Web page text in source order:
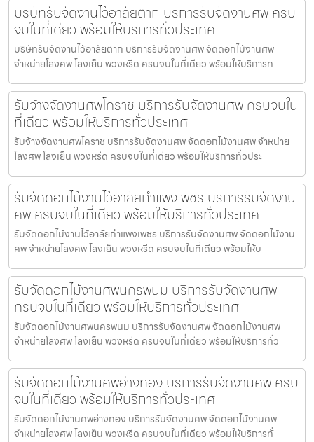
บริษัทรับจัดงานไว้อาลัยตาก บริการรับจัดงานศพ ครบ
จบในที่เดียว พร้อมให้บริการทั่วประเทศ
บริษัทรับจัดงานไว้อาลัยตาก บริการรับจัดงานศพ จัดดอกไม้งานศพ
จำหน่ายโลงศพ โลงเย็น พวงหรีด ครบจบในที่เดียว พร้อมให้บริการท
รับจ้างจัดงานศพโคราช บริการรับจัดงานศพ ครบจบใน
ที่เดียว พร้อมให้บริการทั่วประเทศ
รับจ้างจัดงานศพโคราช บริการรับจัดงานศพ จัดดอกไม้งานศพ จำหน่าย
โลงศพ โลงเย็น พวงหรีด ครบจบในที่เดียว พร้อมให้บริการทั่วประ
รับจัดดอกไม้งานไว้อาลัยกำแพงเพชร บริการรับจัดงาน
ศพ ครบจบในที่เดียว พร้อมให้บริการทั่วประเทศ
รับจัดดอกไม้งานไว้อาลัยกำแพงเพชร บริการรับจัดงานศพ จัดดอกไม้งาน
ศพ จำหน่ายโลงศพ โลงเย็น พวงหรีด ครบจบในที่เดียว พร้อมให้บ
รับจัดดอกไม้งานศพนครพนม บริการรับจัดงานศพ
ครบจบในที่เดียว พร้อมให้บริการทั่วประเทศ
รับจัดดอกไม้งานศพนครพนม บริการรับจัดงานศพ จัดดอกไม้งานศพ
จำหน่ายโลงศพ โลงเย็น พวงหรีด ครบจบในที่เดียว พร้อมให้บริการทั่ว
รับจัดดอกไม้งานศพอ่างทอง บริการรับจัดงานศพ ครบ
จบในที่เดียว พร้อมให้บริการทั่วประเทศ
รับจัดดอกไม้งานศพอ่างทอง บริการรับจัดงานศพ จัดดอกไม้งานศพ
จำหน่ายโลงศพ โลงเย็น พวงหรีด ครบจบในที่เดียว พร้อมให้บริการทั่